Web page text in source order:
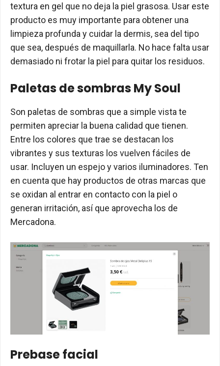
textura en gel que no deja la piel grasosa. Usar este
producto es muy importante para obtener una
limpieza profunda y cuidar la dermis, sea del tipo
que sea, después de maquillarla. No hace falta usar
demasiado ni frotar la piel para quitar los residuos.
Paletas de sombras My Soul
Son paletas de sombras que a simple vista te
permiten apreciar la buena calidad que tienen.
Entre los colores que trae se destacan los
vibrantes y sus texturas los vuelven fáciles de
usar. Incluyen un espejo y varios iluminadores. Ten
en cuenta que hay productos de otras marcas que
se oxidan al entrar en contacto con la piel o
generan irritación, así que aprovecha los de
Mercadona.
Prebase facial